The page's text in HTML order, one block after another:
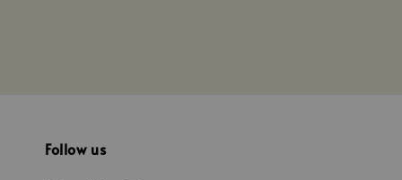
Follow us